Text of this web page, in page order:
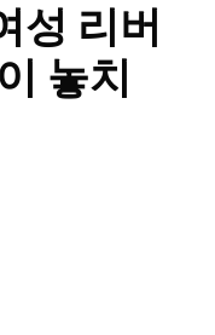
성 리버
놓치